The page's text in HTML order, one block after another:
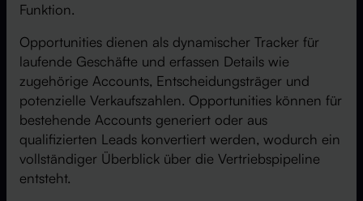
Funktion.
Opportunities dienen als dynamischer Tracker für
laufende Geschäfte und erfassen Details wie
zugehörige Accounts, Entscheidungsträger und
potenzielle Verkaufszahlen. Opportunities können für
bestehende Accounts generiert oder aus
qualifizierten Leads konvertiert werden, wodurch ein
vollständiger Überblick über die Vertriebspipeline
entsteht.